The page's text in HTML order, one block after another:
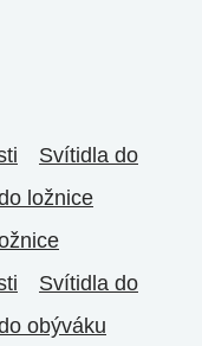
Svítidla do
ložnice
Svítidla do
obýváku